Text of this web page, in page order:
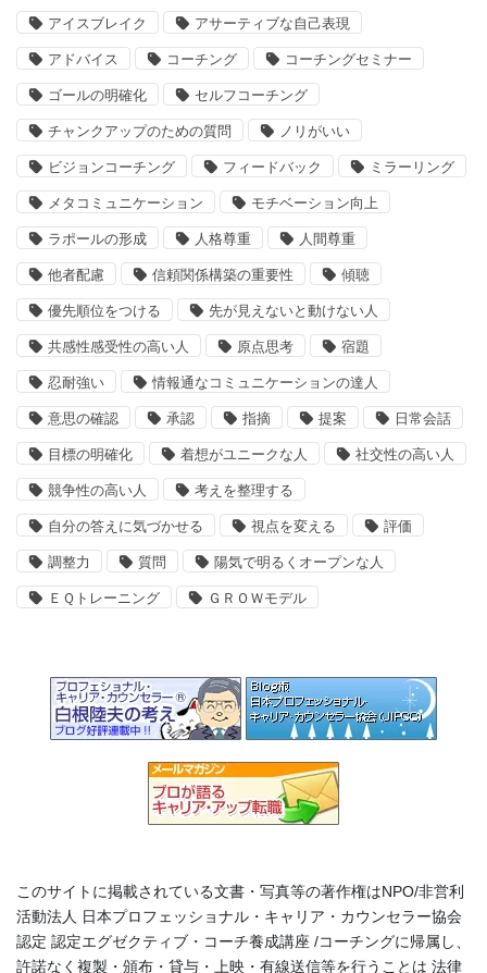
アイスブレイク アサーティブな自己表現
アドバイス コーチング コーチングセミナー
ゴールの明確化 セルフコーチング
チャンクアップのための質問 ノリがいい
ビジョンコーチング フィードバック ミラーリング
メタコミュニケーション モチベーション向上
ラポールの形成 人格尊重 人間尊重
他者配慮 信頼関係構築の重要性 傾聴
優先順位をつける 先が見えないと動けない人
共感性感受性の高い人 原点思考 宿題
忍耐強い 情報通なコミュニケーションの達人
意思の確認 承認 指摘 提案 日常会話
目標の明確化 着想がユニークな人 社交性の高い人
競争性の高い人 考えを整理する
自分の答えに気づかせる 視点を変える 評価
調整力 質問 陽気で明るくオープンな人
ＥＱトレーニング ＧＲＯＷモデル
このサイトに掲載されている文書・写真等の著作権はNPO/非営利
活動法人 日本プロフェッショナル・キャリア・カウンセラー協会
認定 認定エグゼクティブ・コーチ養成講座 /コーチングに帰属し、
許諾なく複製・頒布・貸与・上映・有線送信等を行うことは 法律